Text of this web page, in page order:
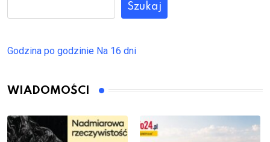
Szukaj
Godzina po godzinie Na 16 dni
WIADOMOŚCI